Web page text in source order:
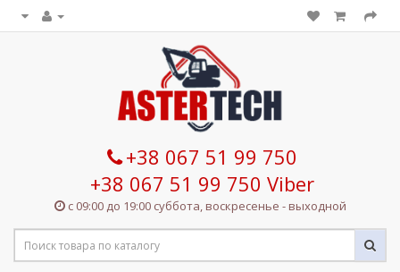
+38 067 51 99 750
+38 067 51 99 750 Viber
с 09:00 до 19:00 суббота, воскресенье - выходной